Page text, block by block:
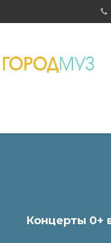
Концерты 0+